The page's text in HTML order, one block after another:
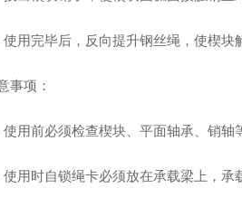
使用完毕后，反向提升钢丝绳，使楔块
事项：
使用前必须检查楔块、平面轴承、销
使用时自锁绳卡必须放在承载梁上，承